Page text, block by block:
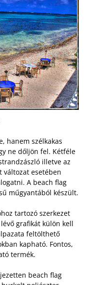
hanem szélkakas
ne dőljön fel. Kétféle
illetve az
változat esetében
A beach flag
műgyantából készült.
tartozó szerkezet
grafikát külön kell
feltölthető
kapható. Fontos,
termék.
beach flag